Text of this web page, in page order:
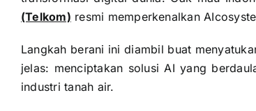
(Telkom) resmi memperkenalkan
Langkah berani ini diambil buat
jelas: menciptakan solusi AI yang
industri tanah air.